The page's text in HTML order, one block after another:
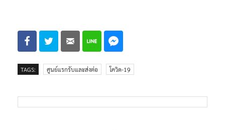
TAGS: ศูนย์แรกรับและส่งต่อ โควิด-19